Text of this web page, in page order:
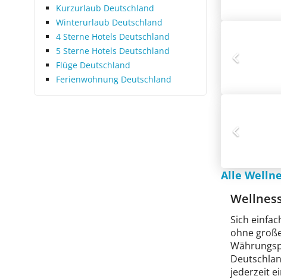
Kurzurlaub Deutschland
Winterurlaub Deutschland
4 Sterne Hotels Deutschland
5 Sterne Hotels Deutschland
Flüge Deutschland
Ferienwohnung Deutschland
Alle
Sich
ohne
jederzeit